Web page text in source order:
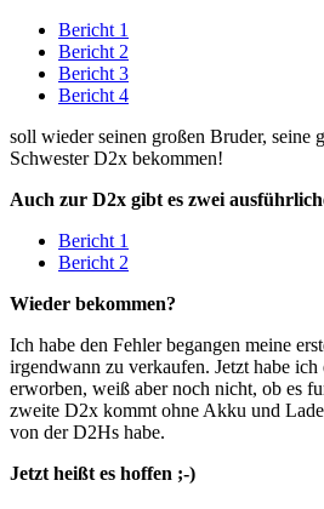
Bericht 1
Bericht 2
Bericht 3
Bericht 4
soll wieder seinen großen Bruder, seine
Schwester D2x bekommen!
Auch zur D2x gibt es zwei
Bericht 1
Bericht 2
Wieder bekommen?
Ich habe den Fehler begangen meine
irgendwann zu verkaufen. Jetzt habe
erworben, weiß aber noch nicht, ob es
zweite D2x kommt ohne Akku und
von der D2Hs habe.
Jetzt heißt es hoffen ;-)